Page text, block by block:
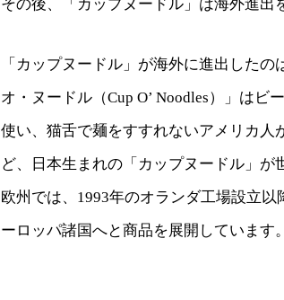
その後、「カップヌードル」は海外進出
「カップヌードル」が海外に進出した
オ・ヌードル（Cup O’ Noodles）」は
使い、猫舌で麺をすすれないアメリカ
ど、日本生まれの「カップヌードル」
欧州では、1993年のオランダ工場設立
ーロッパ諸国へと商品を展開しています。